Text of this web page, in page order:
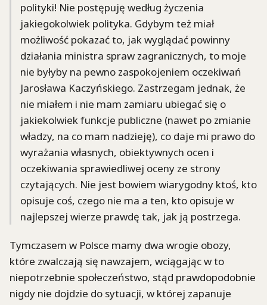
polityki! Nie postępuję według życzenia
jakiegokolwiek polityka. Gdybym też miał
możliwość pokazać to, jak wyglądać powinny
działania ministra spraw zagranicznych, to moje
nie byłyby na pewno zaspokojeniem oczekiwań
Jarosława Kaczyńskiego. Zastrzegam jednak, że
nie miałem i nie mam zamiaru ubiegać się o
jakiekolwiek funkcje publiczne (nawet po zmianie
władzy, na co mam nadzieję), co daje mi prawo do
wyrażania własnych, obiektywnych ocen i
oczekiwania sprawiedliwej oceny ze strony
czytających. Nie jest bowiem wiarygodny ktoś, kto
opisuje coś, czego nie ma a ten, kto opisuje w
najlepszej wierze prawdę tak, jak ją postrzega.
Tymczasem w Polsce mamy dwa wrogie obozy,
które zwalczają się nawzajem, wciągając w to
niepotrzebnie społeczeństwo, stąd prawdopodobnie
nigdy nie dojdzie do sytuacji, w której zapanuje